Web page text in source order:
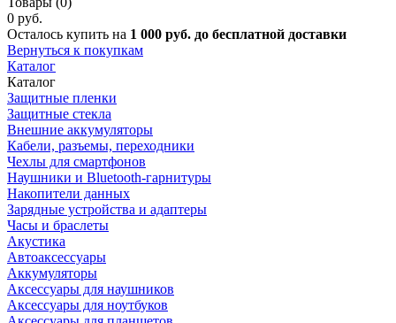
0 руб.
Осталось купить на 1 000 руб. до бесплатной доставки
Вернуться к покупкам
Каталог
Каталог
Защитные пленки
Защитные стекла
Внешние аккумуляторы
Кабели, разъемы, переходники
Чехлы для смартфонов
Наушники и Bluetooth-гарнитуры
Накопители данных
Зарядные устройства и адаптеры
Часы и браслеты
Акустика
Автоаксессуары
Аккумуляторы
Аксессуары для наушников
Аксессуары для ноутбуков